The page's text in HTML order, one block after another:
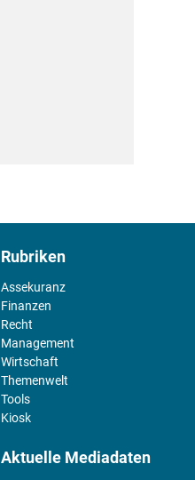
Rubriken
Assekuranz
Finanzen
Recht
Management
Wirtschaft
Themenwelt
Tools
Kiosk
Aktuelle Mediadaten